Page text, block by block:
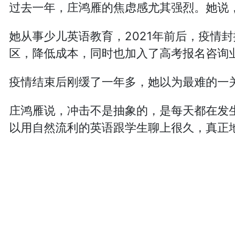
过去一年，庄鸿雁的焦虑感尤其强烈。她说
她从事少儿英语教育，2021年前后，疫情
区，降低成本，同时也加入了高考报名咨询
疫情结束后刚缓了一年多，她以为最难的一
庄鸿雁说，冲击不是抽象的，是每天都在
以用自然流利的英语跟学生聊上很久，真